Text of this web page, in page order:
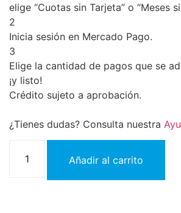
elige “Cuotas sin Tarjeta” o “Meses
2
Inicia sesión en Mercado Pago.
3
Elige la cantidad de pagos que se
¡y listo!
Crédito sujeto a aprobación.
¿Tienes dudas? Consulta nuestra
Añadir al carrito